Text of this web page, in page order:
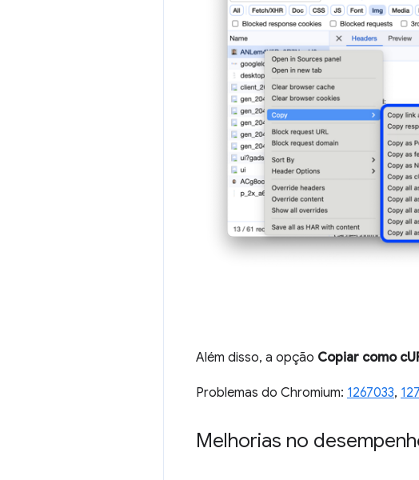
Além disso, a opção Copiar como
Problemas do Chromium: 1267033,
Melhorias no